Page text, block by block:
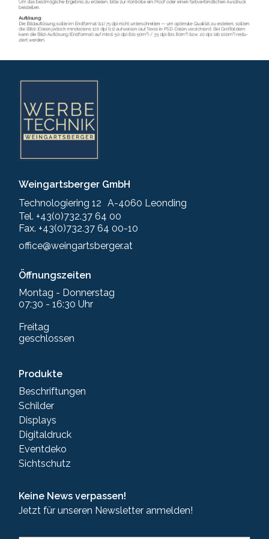
Weingartsberger GmbH
Technologiering 12 A-4060 Leonding
Tel. +43(0)732.37 64 00
Fax. +43(0)732.37 64 00-10
office@weingartsberger.at
Öffnungszeiten
Montag - Donnerstag
07:30 - 16:30 Uhr
Freitag
geschlossen
Produkte
Beschriftungen
Schilder
Displays
Digitaldruck
Eventdeko
Sichtschutz
Keine News verpassen!
Jetzt für unseren Newsletter anmelden!